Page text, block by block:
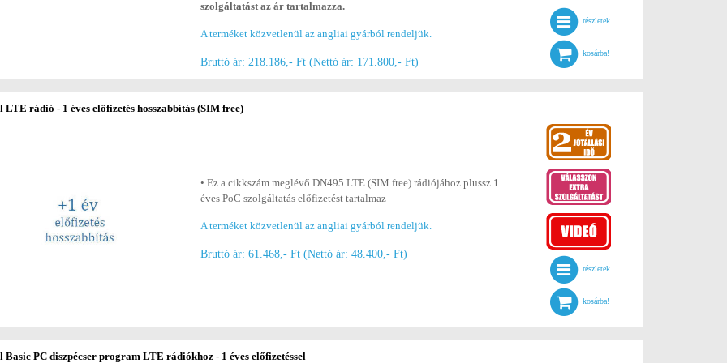
szolgáltatást az ár tartalmazza.
A terméket közvetlenül az angliai gyárból rendeljük.
Bruttó ár: 218.186,- Ft (Nettó ár: 171.800,- Ft)
részletek
kosárba!
LTE rádió - 1 éves előfizetés hosszabbítás (SIM free)
• Ez a cikkszám meglévő DN495 LTE (SIM free) rádiójához plussz 1
éves PoC szolgáltatás előfizetést tartalmaz
A terméket közvetlenül az angliai gyárból rendeljük.
Bruttó ár: 61.468,- Ft (Nettó ár: 48.400,- Ft)
részletek
kosárba!
Basic PC diszpécser program LTE rádiókhoz - 1 éves előfizetéssel